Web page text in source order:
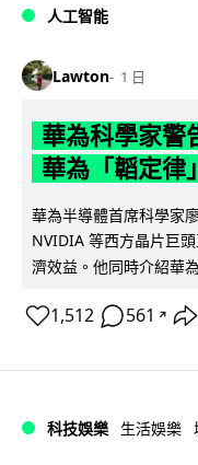
人工智能
Lawton 1 日
華為科學家警
華為「韜定律
華為半導體首席科學家
NVIDIA 等西方晶片巨
濟效益。他同時介紹華
1,512 561 ↗
科技娛樂 生活娛樂